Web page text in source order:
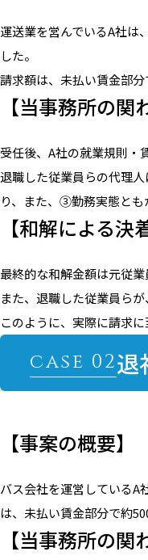
運送業を営んでいるA社は
した。
請求額は、未払い賃金部
【当事務所の関
受任後、A社の就業規則・
退職した従業員らの代理
り、また、③勤務実態とも
【和解による決
最終的な和解金額は元従
また、退職した従業員ら
このように、実際に請求
退
【事案の概要】
バス会社を運営しているA
は、未払い賃金部分で約
【当事務所の関